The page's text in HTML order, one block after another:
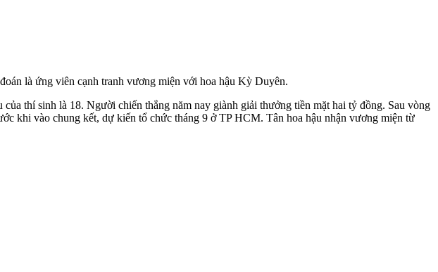
là ứng viên cạnh tranh vương miện với hoa hậu Kỳ Duyên.
thí sinh là 18. Người chiến thắng năm nay giành giải thưởng tiền mặt hai tỷ đồng. Sau vòng
khi vào chung kết, dự kiến tổ chức tháng 9 ở TP HCM. Tân hoa hậu nhận vương miện từ